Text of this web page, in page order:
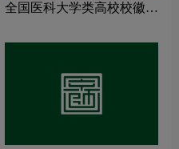
全国医科大学类高校校徽设